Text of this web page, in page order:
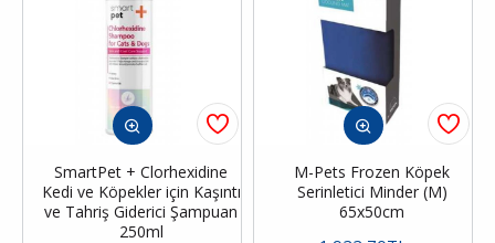
SmartPet + Clorhexidine
Kedi ve Köpekler için Kaşıntı
ve Tahriş Giderici Şampuan
250ml
M-Pets Frozen Köpek
Serinletici Minder (M)
65x50cm